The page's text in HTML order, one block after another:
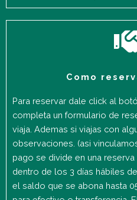
Como
Para reservar dale click al
completa un formulario de
viaja. Ademas si viajas con
observaciones. (asi
pago se divide en una
dentro de los 3 días hábiles
el saldo que se abona hasta